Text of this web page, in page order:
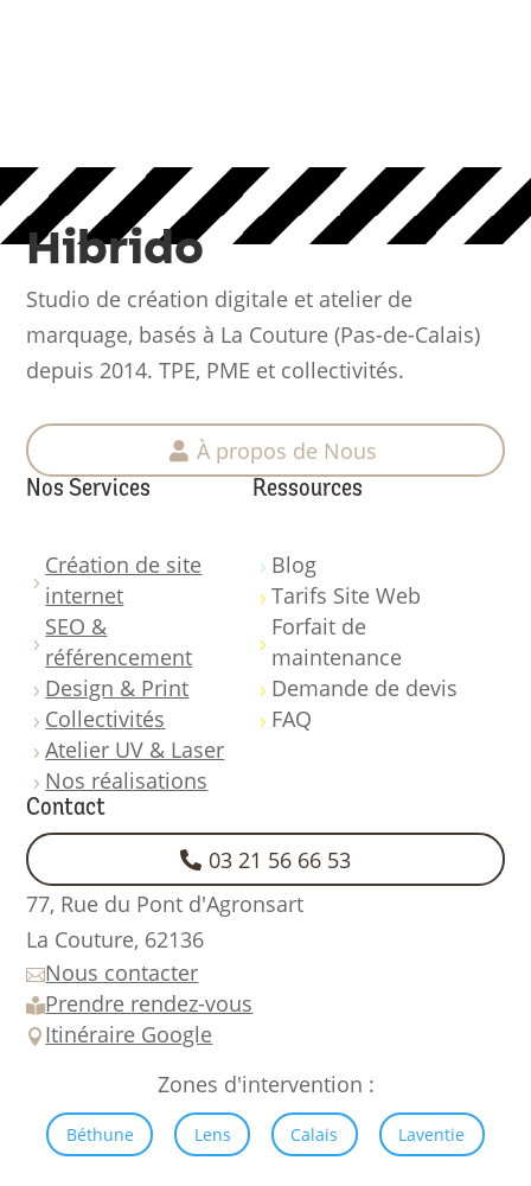
Hibrido
Studio de création digitale et atelier de
marquage, basés à La Couture (Pas-de-Calais)
depuis 2014. TPE, PME et collectivités.
À propos de Nous
Nos Services
5
Création de site
internet
5
SEO &
référencement
5 Design & Print
5 Collectivités
5Atelier UV & Laser
5 Nos réalisations
Ressources
5 Blog
5 Tarifs Site Web
5
Forfait de
maintenance
5 Demande de devis
5 FAQ
Contact
03 21 56 66 53
77, Rue du Pont d'Agronsart
La Couture, 62136
Nous contacter
Prendre rendez-vous
 Itinéraire Google
Zones d'intervention :
Béthune Lens Calais Laventie